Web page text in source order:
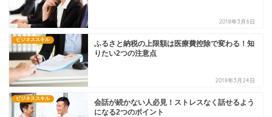
2018年3月6日
ビジネススキル
ふるさと納税の上限額は医療費控除で変わる！知
りたい2つの注意点
2018年3月24日
ビジネススキル
会話が続かない人必見！ストレスなく話せるよう
になる2つのポイント